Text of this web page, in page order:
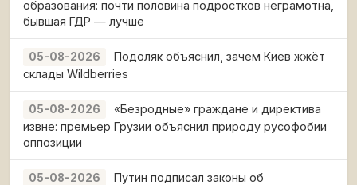
образования: почти половина подростков неграмотна,
бывшая ГДР — лучше
05-08-2026
Подоляк объяснил, зачем Киев жжёт
склады Wildberries
05-08-2026
«Безродные» граждане и директива
извне: премьер Грузии объяснил природу русофобии
оппозиции
05-08-2026
Путин подписал законы об